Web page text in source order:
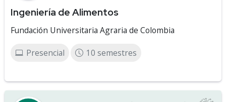
Ingeniería de Alimentos
Fundación Universitaria Agraria de Colombia
Presencial 10 semestres